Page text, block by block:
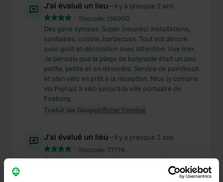
J'ai évalué un lieu—il y a presque 2 ans
Sitecode: 156950
Des gens sympas. Super (neuves) installations,
sanitaires, cuisine, barbecues. Tout est décoré
avec goût et décoration avec attention. Vue mer.
Je pensais que la plage de baignade était un peu
petite, petite et en désordre. Service de pain/kisok
et plan vélo en prêt à la réception. Nice (y compris
via Pejrup) à vélo jusqu'à la ville portuaire de
Faaborg.
Traduit par GoogleAfficher l'original
J'ai évalué un lieu—il y a presque 2 ans
Sitecode: 77776
De belles places gratuites au bord de l'eau et
chemin de Gendarme. Malheureusement, l'eau